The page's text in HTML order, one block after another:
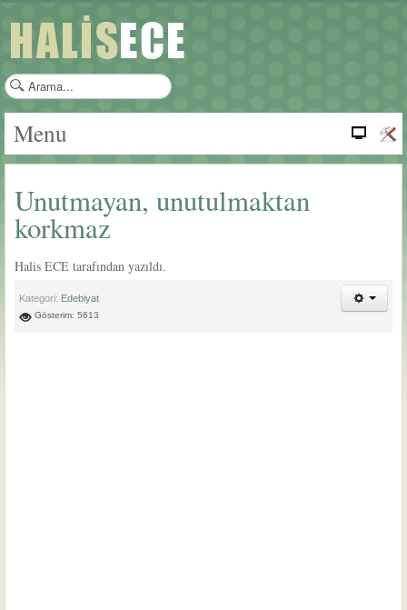
a
a
Menu
Unutmayan, unutulmaktan
korkmaz
Halis ECE tarafından yazıldı.
Kategori: Edebiyat
Gösterim: 5613